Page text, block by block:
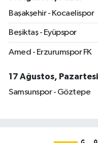
Başakşehir - Kocaelispor
Beşiktaş - Eyüpspor
Amed - Erzurumspor FK
17 Ağustos, Pazartesi
Samsunspor - Göztepe